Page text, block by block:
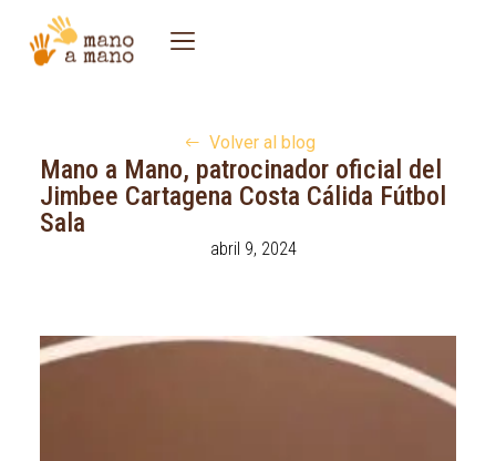
Volver al blog
Mano a Mano, patrocinador oficial del
Jimbee Cartagena Costa Cálida Fútbol
Sala
abril 9, 2024